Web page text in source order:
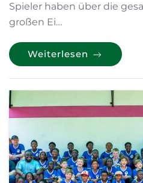
Spieler haben über die
großen Ei…
Weiterlesen